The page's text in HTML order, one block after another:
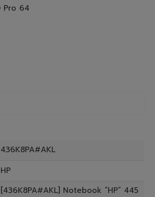
Pro 64
436K8PA#AKL
HP
[436K8PA#AKL] Notebook “HP” 445